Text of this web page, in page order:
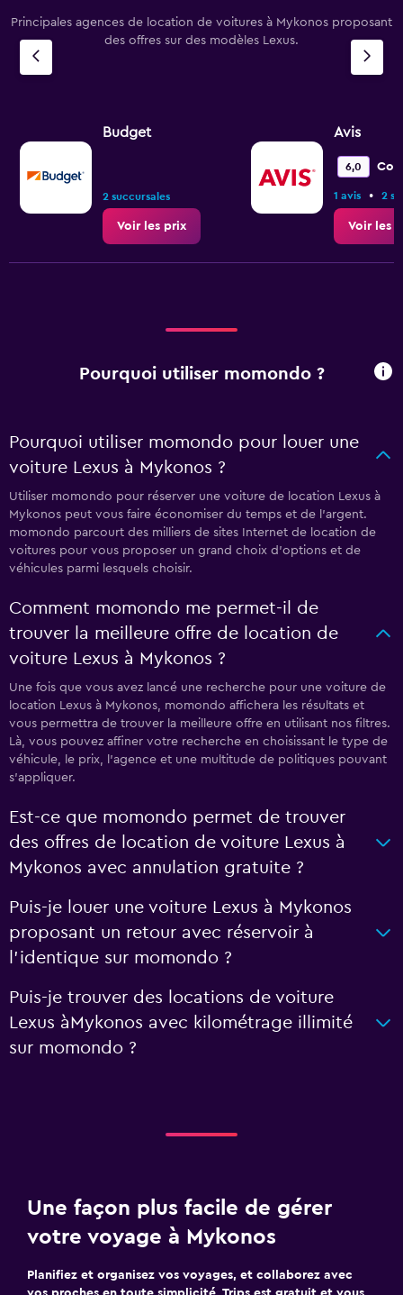
Principales agences de location de voitures à Mykonos proposant
des offres sur des modèles Lexus.
Budget
2 succursales
Voir les prix
Avis
6,0
1 avis • 2
Voir les
Pourquoi utiliser momondo ?
Pourquoi utiliser momondo pour louer une
voiture Lexus à Mykonos ?
Utiliser momondo pour réserver une voiture de location Lexus à
Mykonos peut vous faire économiser du temps et de l'argent.
momondo parcourt des milliers de sites Internet de location de
voitures pour vous proposer un grand choix d'options et de
véhicules parmi lesquels choisir.
Comment momondo me permet-il de
trouver la meilleure offre de location de
voiture Lexus à Mykonos ?
Une fois que vous avez lancé une recherche pour une voiture de
location Lexus à Mykonos, momondo affichera les résultats et
vous permettra de trouver la meilleure offre en utilisant nos filtres.
Là, vous pouvez affiner votre recherche en choisissant le type de
véhicule, le prix, l'agence et une multitude de politiques pouvant
s'appliquer.
Est-ce que momondo permet de trouver
des offres de location de voiture Lexus à
Mykonos avec annulation gratuite ?
Puis-je louer une voiture Lexus à Mykonos
proposant un retour avec réservoir à
l'identique sur momondo ?
Puis-je trouver des locations de voiture
Lexus àMykonos avec kilométrage illimité
sur momondo ?
Une façon plus facile de gérer
votre voyage à Mykonos
Planifiez et organisez vos voyages, et collaborez avec